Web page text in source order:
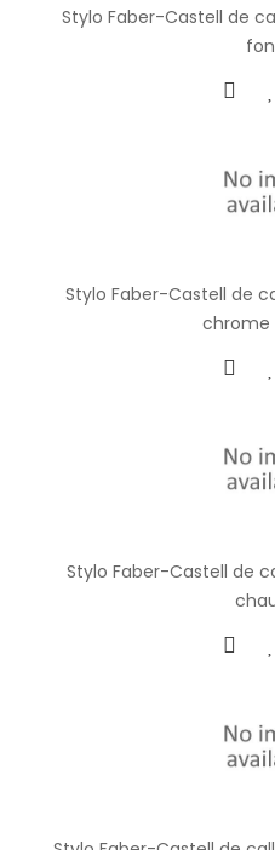
Stylo Faber-Castell de
Stylo Faber-Castell de
chrome
Stylo Faber-Castell de